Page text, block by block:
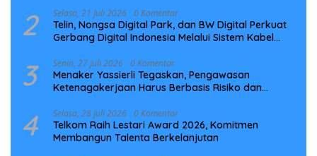
2 Selasa, 21 Juli 2026 0 Komentar
Telin, Nongsa Digital Park, dan BW Digital Perkuat
Gerbang Digital Indonesia Melalui Sistem Kabel
3 Senin, 27 Juli 2026 0 Komentar
Menaker Yassierli Tegaskan, Pengawasan
Ketenagakerjaan Harus Berbasis Risiko dan
4 Selasa, 28 Juli 2026 0 Komentar
Telkom Raih Lestari Award 2026, Komitmen
Membangun Talenta Berkelanjutan